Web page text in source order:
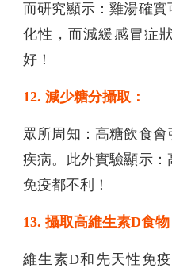
而研究顯示：雞湯確
化性，而減緩感冒症
好！
12. 減少糖分攝取：
眾所周知：高糖飲食
疾病。此外實驗顯示
免疫都不利！
13. 攝取高維生素D食物
維生素D和先天性免